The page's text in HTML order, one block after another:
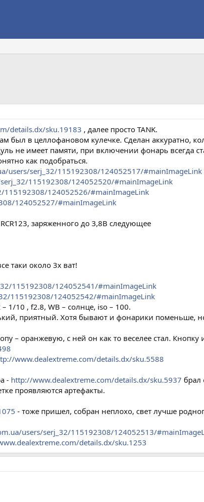
details.dx/sku.19183 , далее просто TANK.
был в целлофановом кулечке. Сделан аккуратно,
не имеет памяти, при включении фонарь всегда
как подобраться.
users/serj_32/115192308/124052517/#mainImageLink
115192308/124052520/#mainImageLink
115192308/124052526/#mainImageLink
124052527/#mainImageLink
заряженного до 3,8В следующее
таки около 3х ват!
115192308/124052541/#mainImageLink
115192308/124052542/#mainImageLink
1/10 , f2.8, WB – солнце, iso – 100.
приятный. Хотя бывают и фонарики поменьше, но
– оранжевую, с ней он как то веселее стал. Кнопку
www.dealextreme.com/details.dx/sku.5588
- http://www.dealextreme.com/details.dx/sku.5937 брал
проявляются артефакты.
- тоже пришел, собран неплохо, свет лучше
users/serj_32/115192308/124052513/
details.dx/sku.1253